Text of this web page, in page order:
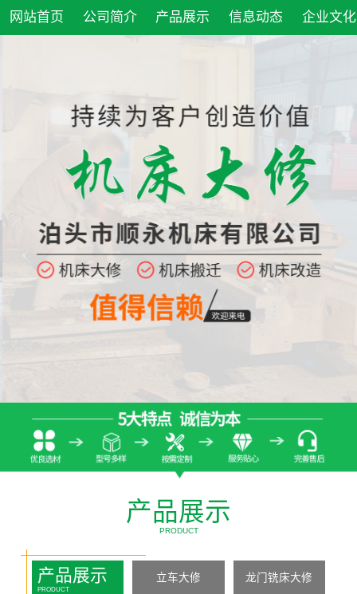
网站首页 公司简介 产品展示 信息动态 企业文化
产品展示
PRODUCT
产品展示
PRODUCT
立车大修 龙门铣床大修